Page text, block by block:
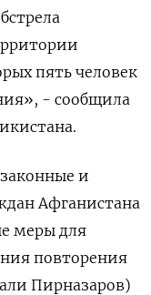
пять человек
- сообщила
и
Афганистана
меры для
повторения
Пирназаров)